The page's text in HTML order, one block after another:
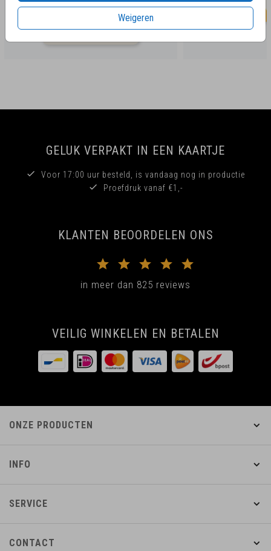
Weigeren
GELUK VERPAKT IN EEN KAARTJE
Voor 17:00 uur besteld, is vandaag nog in productie
Proefdruk vanaf €1,-
KLANTEN BEOORDELEN ONS
in meer dan 825 reviews
VEILIG WINKELEN EN BETALEN
ONZE PRODUCTEN
INFO
SERVICE
CONTACT